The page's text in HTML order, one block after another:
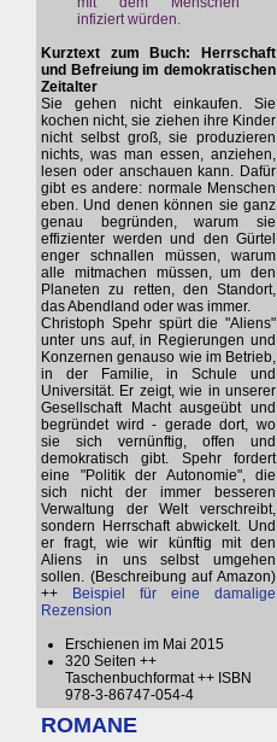
infiziert würden.
Kurztext zum Buch: Herrschaft
und Befreiung im demokratischen
Zeitalter
Sie gehen nicht einkaufen. Sie
kochen nicht, sie ziehen ihre Kinder
nicht selbst groß, sie produzieren
nichts, was man essen, anziehen,
lesen oder anschauen kann. Dafür
gibt es andere: normale Menschen
eben. Und denen können sie ganz
genau begründen, warum sie
effizienter werden und den Gürtel
enger schnallen müssen, warum
alle mitmachen müssen, um den
Planeten zu retten, den Standort,
das Abendland oder was immer.
Christoph Spehr spürt die "Aliens"
unter uns auf, in Regierungen und
Konzernen genauso wie im Betrieb,
in der Familie, in Schule und
Universität. Er zeigt, wie in unserer
Gesellschaft Macht ausgeübt und
begründet wird - gerade dort, wo
sie sich vernünftig, offen und
demokratisch gibt. Spehr fordert
eine "Politik der Autonomie", die
sich nicht der immer besseren
Verwaltung der Welt verschreibt,
sondern Herrschaft abwickelt. Und
er fragt, wie wir künftig mit den
Aliens in uns selbst umgehen
sollen. (Beschreibung auf Amazon)
++
Beispiel für eine damalige
Rezension
Erschienen im Mai 2015
320 Seiten ++
Taschenbuchformat ++ ISBN
978-3-86747-054-4
ROMANE